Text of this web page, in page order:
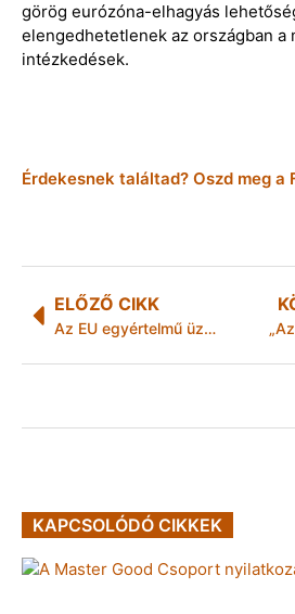
görög eurózóna-elhagyás
elengedhetetlenek az országban a
intézkedések.
Érdekesnek találtad? Oszd meg a
ELŐZŐ CIKK
Az EU egyértelmű üzenettel érkezik a G8 csúcsra
KAPCSOLÓDÓ CIKKEK